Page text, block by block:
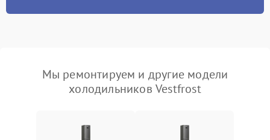
Мы ремонтируем и другие модели
холодильников Vestfrost